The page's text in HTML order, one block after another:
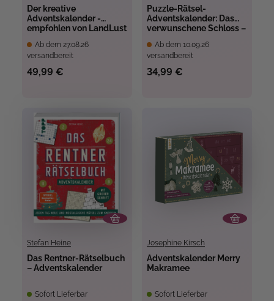
Der kreative
Adventskalender -
empfohlen von LandLust
Ab dem 27.08.26
versandbereit
49,99 €
Puzzle-Rätsel-
Adventskalender: Das
verwunschene Schloss –
insgesamt 960 Teilen
Ab dem 10.09.26
versandbereit
34,99 €
Stefan Heine
Das Rentner-Rätselbuch
– Adventskalender
Sofort Lieferbar
Josephine Kirsch
Adventskalender Merry
Makramee
Sofort Lieferbar